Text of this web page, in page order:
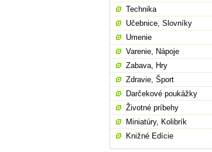
Technika
Učebnice, Slovníky
Umenie
Varenie, Nápoje
Zabava, Hry
Zdravie, Šport
Darčekové poukážky
Životné príbehy
Miniatúry, Kolibrík
Knižné Edície